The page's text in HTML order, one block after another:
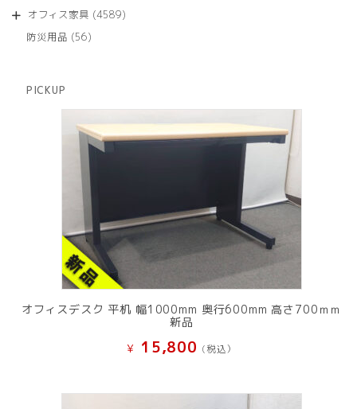
商
の
オフィス家具 45894589
防災用品 5656
PICKUP
オフィスデスク 平机 幅1000mm 奥行600mm 高さ700ｍｍ
新品
¥ 15,800 (税込）